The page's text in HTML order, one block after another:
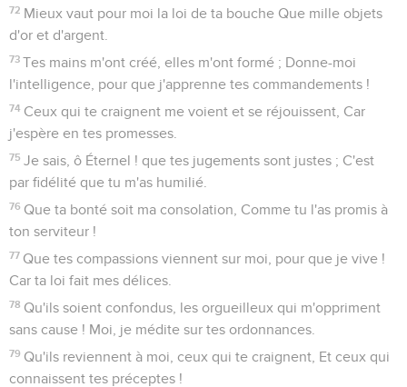
72 Mieux vaut pour moi la loi de ta bouche Que mille objets
d'or et d'argent.
73 Tes mains m'ont créé, elles m'ont formé ; Donne-moi
l'intelligence, pour que j'apprenne tes commandements !
74 Ceux qui te craignent me voient et se réjouissent, Car
j'espère en tes promesses.
75 Je sais, ô Éternel ! que tes jugements sont justes ; C'est
par fidélité que tu m'as humilié.
76 Que ta bonté soit ma consolation, Comme tu l'as promis à
ton serviteur !
77 Que tes compassions viennent sur moi, pour que je vive !
Car ta loi fait mes délices.
78 Qu'ils soient confondus, les orgueilleux qui m'oppriment
sans cause ! Moi, je médite sur tes ordonnances.
79 Qu'ils reviennent à moi, ceux qui te craignent, Et ceux qui
connaissent tes préceptes !